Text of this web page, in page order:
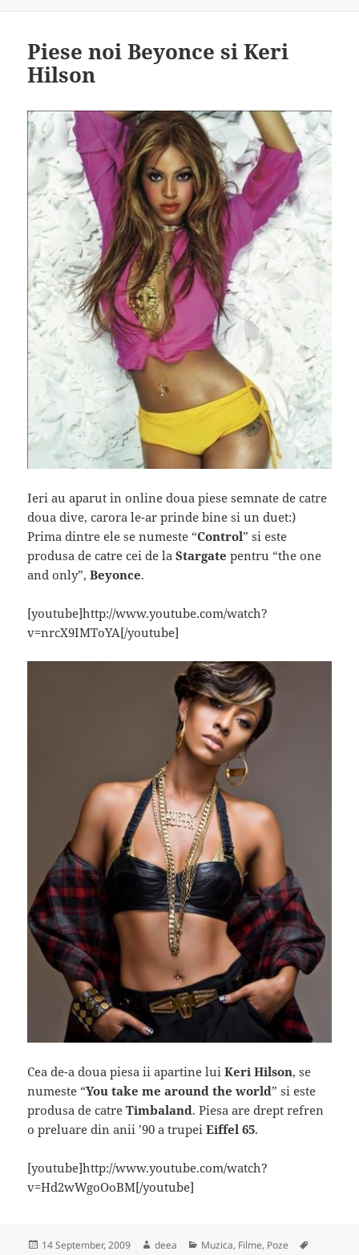
Piese noi Beyonce si Keri
Hilson
Ieri au aparut in online doua piese semnate de catre
doua dive, carora le-ar prinde bine si un duet:)
Prima dintre ele se numeste “Control” si este
produsa de catre cei de laStargate pentru “the one
and only”,Beyonce.
[youtube]http://www.youtube.com/watch?
v=nrcX9IMToYA[/youtube]
Cea de-a doua piesa ii apartine luiKeri Hilson, se
numeste “You take me around the world” si este
produsa de catreTimbaland. Piesa are drept refren
o preluare din anii ’90 a trupeiEiffel 65.
[youtube]http://www.youtube.com/watch?
v=Hd2wWgoOoBM[/youtube]
Posted
14 September, 2009 Author
deea Categories
Muzica, Filme, Poze